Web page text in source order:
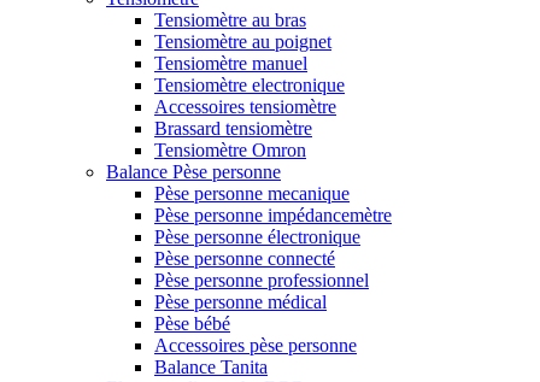
Tensiomètre au bras
Tensiomètre au poignet
Tensiomètre manuel
Tensiomètre electronique
Accessoires tensiomètre
Brassard tensiomètre
Tensiomètre Omron
Balance Pèse personne
Pèse personne mecanique
Pèse personne impédancemètre
Pèse personne électronique
Pèse personne connecté
Pèse personne professionnel
Pèse personne médical
Pèse bébé
Accessoires pèse personne
Balance Tanita